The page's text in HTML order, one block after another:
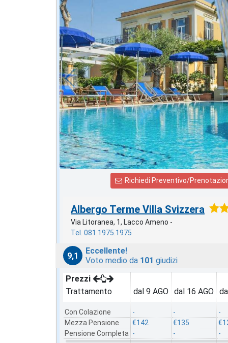
2026 FERRAGOSTO
in offerta da
€142,86
a notte
Richiedi Preventivo/
Albergo Terme Villa Svizzera
Via Litoranea, 1, Lacco Ameno -
Tel. 081.1975.1975
9,1
Eccellente!
Voto medio da 101 giudizi
Prezzi
Trattamento
Con Colazione
Mezza Pensione
Pensione Completa
dal 9 AGO
-
€142
-
dal 16 AGO
-
€135
-
-
-